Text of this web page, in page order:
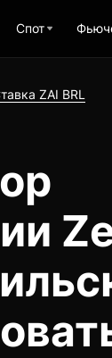
Спот
ZAI BRL